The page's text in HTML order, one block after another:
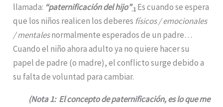
llamada: “paternificación del hijo”.1 Es cuando se espera
que los niños realicen los deberes físicos / emocionales
/ mentalesnormalmente esperados de un padre…
Cuando el niño ahora adulto ya no quiere hacer su
papel de padre (o madre), el conflicto surge debido a
su falta de voluntad para cambiar.
(Nota 1: El concepto de paternificación, es lo que me